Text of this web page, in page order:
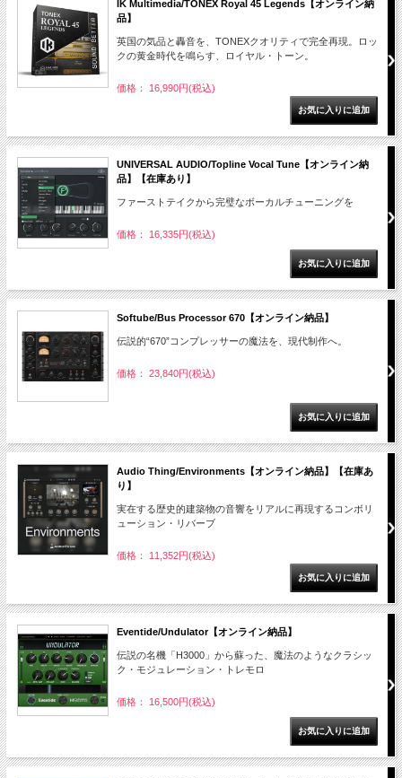
IK Multimedia/TONEX Royal 45 Legends【オンライン納
品】
英国の気品と轟音を、TONEXクオリティで完全再現。ロッ
クの黄金時代を鳴らす、ロイヤル・トーン。
価格： 16,990円(税込)
UNIVERSAL AUDIO/Topline Vocal Tune【オンライン納
品】【在庫あり】
ファーストテイクから完璧なボーカルチューニングを
価格： 16,335円(税込)
Softube/Bus Processor 670【オンライン納品】
伝説的“670”コンプレッサーの魔法を、現代制作へ。
価格： 23,840円(税込)
Audio Thing/Environments【オンライン納品】【在庫あ
り】
実在する歴史的建築物の音響をリアルに再現するコンボリ
ューション・リバーブ
価格： 11,352円(税込)
Eventide/Undulator【オンライン納品】
伝説の名機「H3000」から蘇った、魔法のようなクラシッ
ク・モジュレーション・トレモロ
価格： 16,500円(税込)